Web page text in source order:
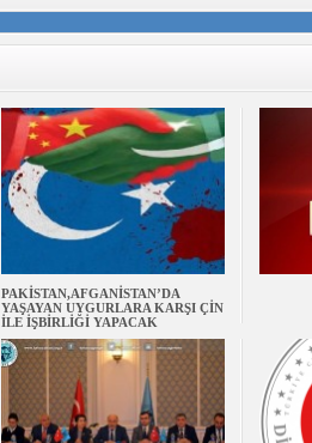
PAKİSTAN,AFGANİSTAN’DA
YAŞAYAN UYGURLARA KARŞI ÇİN
İLE İŞBİRLİĞİ YAPACAK